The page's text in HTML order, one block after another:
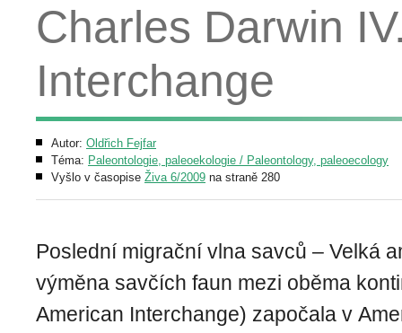
Charles Darwin
Interchange
Autor: Oldřich Fejfar
Téma: Paleontologie, paleoekologie / Paleontology, paleoecology
Vyšlo v časopise Živa 6/2009 na straně 280
Poslední migrační vlna savců – Velká
výměna savčích faun mezi oběma
American Interchange) započala v